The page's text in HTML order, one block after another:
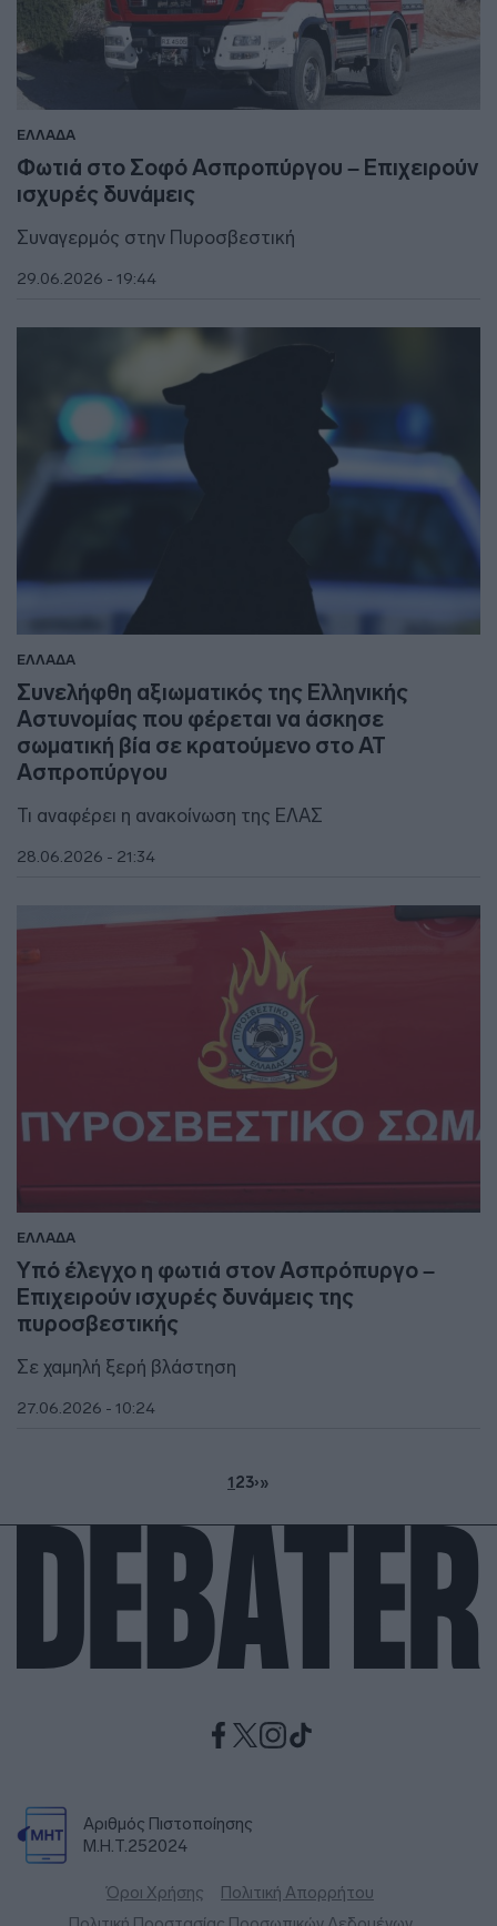
ΕΛΛΑΔΑ
Φωτιά στο Σοφό Ασπροπύργου – Επιχειρούν
ισχυρές δυνάμεις
Συναγερμός στην Πυροσβεστική
29.06.2026 - 19:44
ΕΛΛΑΔΑ
Συνελήφθη αξιωματικός της Ελληνικής
Αστυνομίας που φέρεται να άσκησε
σωματική βία σε κρατούμενο στο ΑΤ
Ασπροπύργου
Τι αναφέρει η ανακοίνωση της ΕΛΑΣ
28.06.2026 - 21:34
ΕΛΛΑΔΑ
Υπό έλεγχο η φωτιά στον Ασπρόπυργο –
Επιχειρούν ισχυρές δυνάμεις της
πυροσβεστικής
Σε χαμηλή ξερή βλάστηση
27.06.2026 - 10:24
123›»
Αριθμός Πιστοποίησης
Μ.Η.Τ.252024
Όροι Χρήσης
Πολιτική Απορρήτου